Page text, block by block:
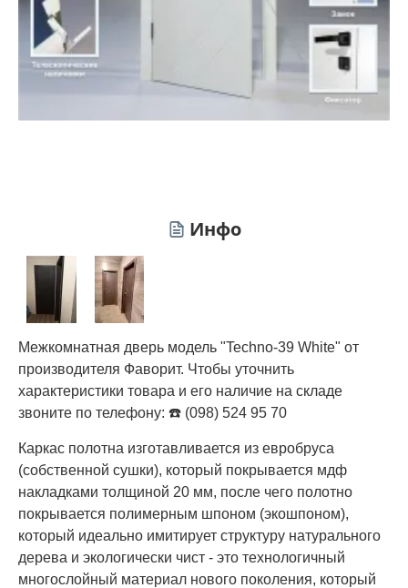
Инфо
Межкомнатная дверь модель "Techno-39 White" от
производителя Фаворит. Чтобы уточнить
характеристики товара и его наличие на складе
звоните по телефону: ☎️ (098) 524 95 70
Каркас полотна изготавливается из евробруса
(собственной сушки), который покрывается мдф
накладками толщиной 20 мм, после чего полотно
покрывается полимерным шпоном (экошпоном),
который идеально имитирует структуру натурального
дерева и экологически чист - это технологичный
многослойный материал нового поколения, который